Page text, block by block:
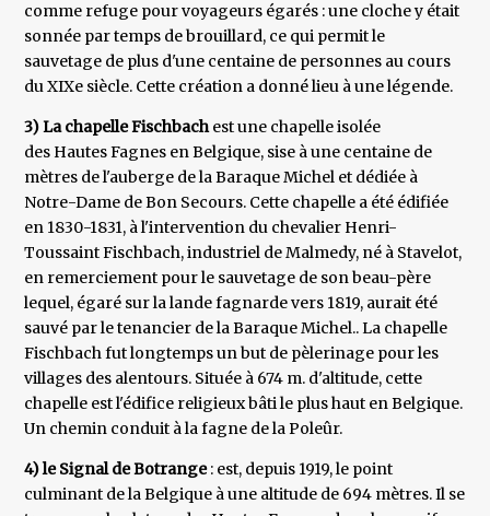
comme refuge pour voyageurs égarés : une cloche y était
sonnée par temps de brouillard, ce qui permit le
sauvetage de plus d'une centaine de personnes au cours
du XIXe siècle. Cette création a donné lieu à une légende.
3) La chapelle Fischbachest une chapelle isolée
des Hautes Fagnes en Belgique, sise à une centaine de
mètres de l'auberge de la Baraque Michel et dédiée à
Notre-Dame de Bon Secours. Cette chapelle a été édifiée
en 1830-1831, à l'intervention du chevalier Henri-
Toussaint Fischbach, industriel de Malmedy, né à Stavelot,
en remerciement pour le sauvetage de son beau-père
lequel, égaré sur la lande fagnarde vers 1819, aurait été
sauvé par le tenancier de la Baraque Michel.. La chapelle
Fischbach fut longtemps un but de pèlerinage pour les
villages des alentours. Située à 674 m. d'altitude, cette
chapelle est l'édifice religieux bâti le plus haut en Belgique.
Un chemin conduit à la fagne de la Poleûr.
4) le Signal de Botrange: est, depuis 1919, le point
culminant de la Belgique à une altitude de 694 mètres. Il se